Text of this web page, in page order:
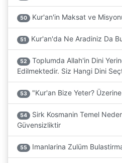
50 Kur'an'in Maksat ve
51 Kur'an'da Ne Aradiniz Da
52
Toplumda Allah'in Dini
Edilmektedir. Siz Hangi Dini
53 "Kur'an Bize Yeter?
54
Sirk Kosmanin Temel
Güvensizliktir
55 Imanlarina Zulüm